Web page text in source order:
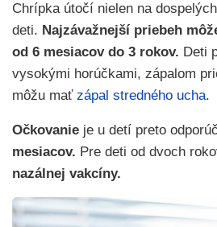
Chrípka útočí nielen na
deti. Najzávažnejší priebeh
od 6 mesiacov do 3 rokov. Deti
vysokými horúčkami, zápalom
môžu mať zápal stredného ucha.
Očkovanie je u detí preto
mesiacov. Pre deti od dvoch
nazálnej vakcíny.